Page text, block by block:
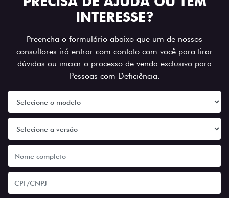
INTERESSE?
Preencha o formulário abaixo que um de nossos
consultores irá entrar com contato com você para tirar
dúvidas ou iniciar o processo de venda exclusivo para
Pessoas com Deficiência.